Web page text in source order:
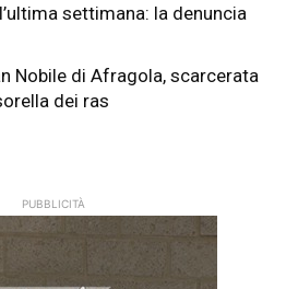
settimana: la denuncia
Nobile di Afragola, scarcerata
dei ras
PUBBLICITÀ